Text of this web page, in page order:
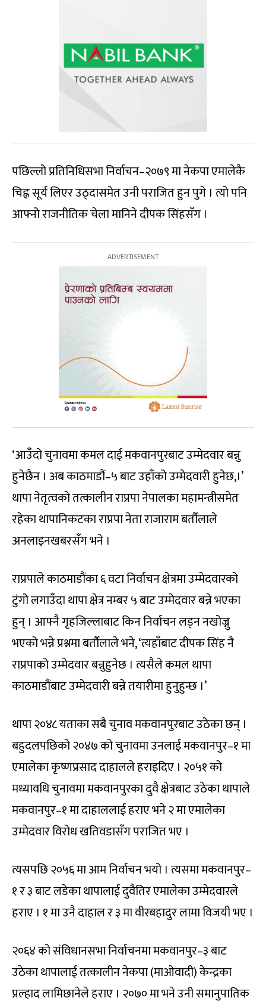
पछिल्लो प्रतिनिधिसभा निर्वाचन–२०७९ मा नेकपा एमालेकै
चिह्न सूर्य लिएर उठ्दासमेत उनी पराजित हुन पुगे । त्यो पनि
आफ्नो राजनीतिक चेला मानिने दीपक सिंहसँग ।
‘आउँदो चुनावमा कमल दाई मकवानपुरबाट उम्मेदवार बन्नु
हुनेछैन । अब काठमाडौं–५ बाट उहाँको उम्मेदवारी हुनेछ,।’
थापा नेतृत्वको तत्कालीन राप्रपा नेपालका महामन्त्रीसमेत
रहेका थापानिकटका राप्रपा नेता राजाराम बर्तौलाले
अनलाइनखबरसँग भने ।
राप्रपाले काठमाडौंका ६ वटा निर्वाचन क्षेत्रमा उम्मेदवारको
टुंगो लगाउँदा थापा क्षेत्र नम्बर ५ बाट उम्मेदवार बन्ने भएका
हुन् । आफ्नै गृहजिल्लाबाट किन निर्वाचन लड्न नखोज्नु
भएको भन्ने प्रश्नमा बर्तौलाले भने, ‘त्यहाँबाट दीपक सिंह नै
राप्रपाको उम्मेदवार बन्नुहुनेछ । त्यसैले कमल थापा
काठमाडौंबाट उम्मेदवारी बन्ने तयारीमा हुनुहुन्छ ।’
थापा २०४८ यताका सबै चुनाव मकवानपुरबाट उठेका छन् ।
बहुदलपछिको २०४७ को चुनावमा उनलाई मकवानपुर–१ मा
एमालेका कृष्णप्रसाद दाहालले हराइदिए । २०५१ को
मध्यावधि चुनावमा मकवानपुरका दुवै क्षेत्रबाट उठेका थापाले
मकवानपुर–१ मा दाहाललाई हराए भने २ मा एमालेका
उम्मेदवार विरोध खतिवडासँग पराजित भए ।
त्यसपछि २०५६ मा आम निर्वाचन भयो । त्यसमा मकवानपुर–
१ र ३ बाट लडेका थापालाई दुवैतिर एमालेका उम्मेदवारले
हराए । १ मा उनै दाहाल र ३ मा वीरबहादुर लामा विजयी भए ।
२०६४ को संविधानसभा निर्वाचनमा मकवानपुर–३ बाट
उठेका थापालाई तत्कालीन नेकपा (माओवादी) केन्द्रका
प्रल्हाद लामिछानेले हराए । २०७० मा भने उनी समानुपातिक